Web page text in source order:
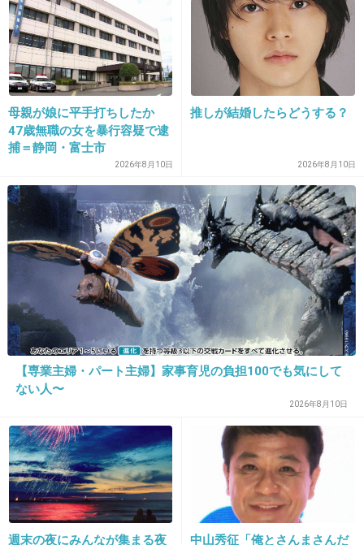
古い油を流すだけで意味がある
1件の返信
+12
21. 匿名2026/06/03(水) 13:07:43
揚げ物の端っこの衣は捨てる
+4 -1
22. 匿名 2026/06/03(水) 13:09:48
>>1
本来湯切りの必要のないラーメンでそれやる。カップラー
メンならスープ入れる前にお湯入れ直して、鍋で煮る麺な
らスープは予め丼に入れておいて新しいお湯で溶く
23. 匿名2026/06/03(水) 13:14:53
>>1
とんかつ屋さんではキャベツ全て食べてお味噌汁全て飲み
切っておかわりしてからとんかつたべてる。
キャベツが油分を吸収するとかなんとか。
母親が娘に平手打ちしたか
47歳無職の女を暴行容疑で逮
捕＝静岡・富士市
2026年8月10日
推しが結婚したらどうする？
2026年8月10日
【専業主婦・パート主婦】家事育児の負担100でも気にして
ない人〜
2026年8月10日
週末の夜にみんなが集まる夜
中山秀征「俺とさんまさんだ